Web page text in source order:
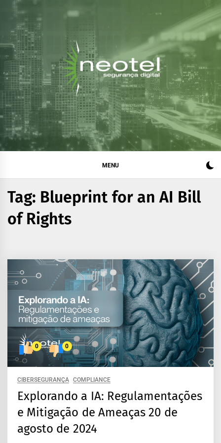
Blog da Neotel
Segurança Digital
Informações e notícias sobre segurança digital, legislação
e compliance
MENU
Tag: Blueprint for an AI Bill
of Rights
0 0
CIBERSEGURANÇA COMPLIANCE
Explorando a IA: Regulamentações
e Mitigação de Ameaças 20 de
agosto de 2024